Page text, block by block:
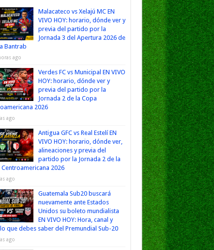
Malacateco vs Xelajú MC EN
VIVO HOY: horario, dónde ver y
previa del partido por la
Jornada 3 del Apertura 2026 de
Bantrab
ago
Verdes FC vs Municipal EN VIVO
HOY: horario, dónde ver y
previa del partido por la
Jornada 2 de la Copa
2026
ago
Antigua GFC vs Real Estelí EN
VIVO HOY: horario, dónde ver,
alineaciones y previa del
partido por la Jornada 2 de la
Centroamericana 2026
ago
Guatemala Sub20 buscará
nuevamente ante Estados
Unidos su boleto mundialista
EN VIVO HOY: Hora, canal y
que debes saber del Premundial Sub-20
ago